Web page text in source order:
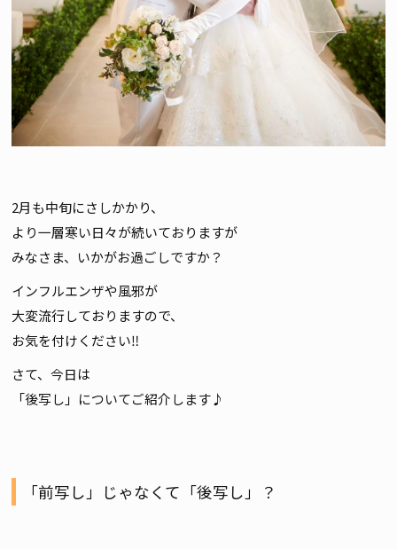
2月も中旬にさしかかり、
より一層寒い日々が続いておりますが
みなさま、いかがお過ごしですか？
インフルエンザや風邪が
大変流行しておりますので、
お気を付けください‼
さて、今日は
「後写し」についてご紹介します♪
「前写し」じゃなくて「後写し」？